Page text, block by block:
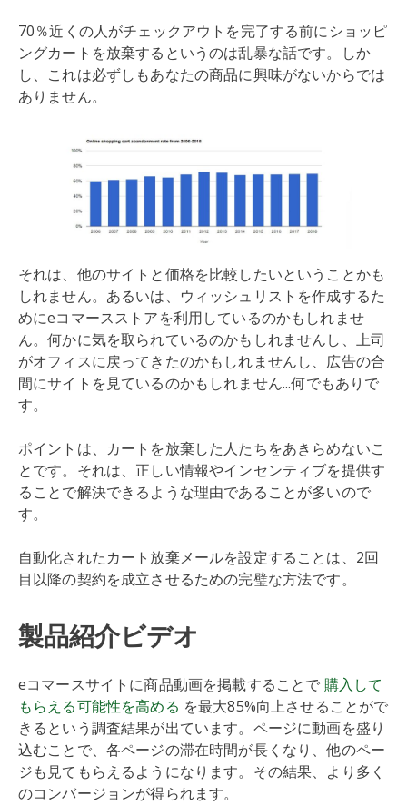
70％近くの人がチェックアウトを完了する前にショッピ
ングカートを放棄するというのは乱暴な話です。しか
し、これは必ずしもあなたの商品に興味がないからでは
ありません。
それは、他のサイトと価格を比較したいということかも
しれません。あるいは、ウィッシュリストを作成するた
めにeコマースストアを利用しているのかもしれませ
ん。何かに気を取られているのかもしれませんし、上司
がオフィスに戻ってきたのかもしれませんし、広告の合
間にサイトを見ているのかもしれません...何でもありで
す。
ポイントは、カートを放棄した人たちをあきらめないこ
とです。それは、正しい情報やインセンティブを提供す
ることで解決できるような理由であることが多いので
す。
自動化されたカート放棄メールを設定することは、2回
目以降の契約を成立させるための完璧な方法です。
製品紹介ビデオ
eコマースサイトに商品動画を掲載することで 購入して
もらえる可能性を高める を最大85%向上させることがで
きるという調査結果が出ています。ページに動画を盛り
込むことで、各ページの滞在時間が長くなり、他のペー
ジも見てもらえるようになります。その結果、より多く
のコンバージョンが得られます。